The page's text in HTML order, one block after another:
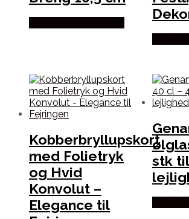
Kobberbryllupskort
med Folietryk
og Hvid
Konvolut –
Elegance til
stk